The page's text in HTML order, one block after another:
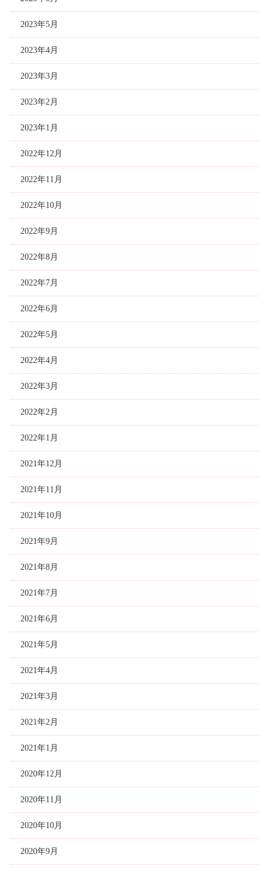
2023年5月
2023年4月
2023年3月
2023年2月
2023年1月
2022年12月
2022年11月
2022年10月
2022年9月
2022年8月
2022年7月
2022年6月
2022年5月
2022年4月
2022年3月
2022年2月
2022年1月
2021年12月
2021年11月
2021年10月
2021年9月
2021年8月
2021年7月
2021年6月
2021年5月
2021年4月
2021年3月
2021年2月
2021年1月
2020年12月
2020年11月
2020年10月
2020年9月